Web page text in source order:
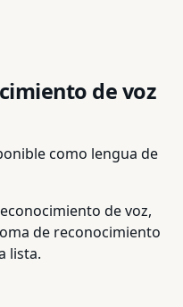
de voz
como lengua de
de voz,
de reconocimiento
lista.